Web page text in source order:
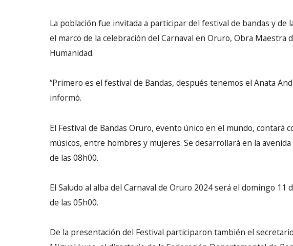
La población fue invitada a participar del festival de bandas y de
el marco de la celebración del Carnaval en Oruro, Obra Maestra
Humanidad.
“Primero es el festival de Bandas, después tenemos el Anata
informó.
El Festival de Bandas Oruro, evento único en el mundo, contará
músicos, entre hombres y mujeres. Se desarrollará en la
de las 08h00.
El Saludo al alba del Carnaval de Oruro 2024 será el domingo
de las 05h00.
De la presentación del Festival participaron también el